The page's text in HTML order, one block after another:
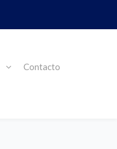
Contacto